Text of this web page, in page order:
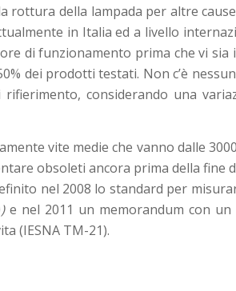
rottura della lampada per altre
in Italia ed a livello
di funzionamento prima che vi sia
dei prodotti testati. Non c’è
considerando una
vite medie che vanno dalle
obsoleti ancora prima della fine
nel 2008 lo standard per
)e nel 2011 un memorandum con
(IESNA TM-21).